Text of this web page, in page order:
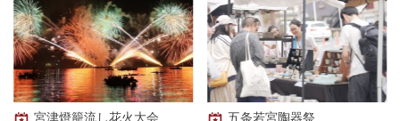
宮津燈籠流し花火大会 五条若宮陶器祭